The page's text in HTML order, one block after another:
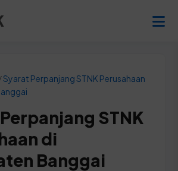
Syarat Perpanjang STNK Perusahaan
STNK
di
Banggai